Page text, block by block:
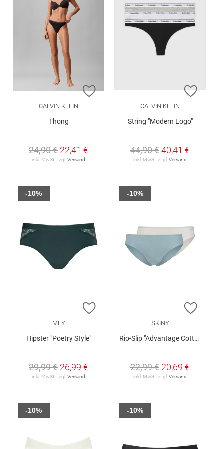
ZUR WUNSCHLISTE HINZUFÜGEN
CALVIN KLEIN
Thong
24,90 € 22,41 €
inkl. MwSt. zzgl. Versand
ZUR
CALVIN KLEIN
String "Modern Logo"
44,90 €40,41 €
inkl. MwSt. zzgl. Versand
ZUR WUNSCHLISTE HINZUFÜGEN
MEY
Hipster "Poetry Style"
29,99 € 26,99 €
inkl. MwSt. zzgl. Versand
-10%
ZUR
SKINY
Rio-Slip "Advantage Cotton Stretch", 2er-Pack
22,99 € 20,69 €
inkl. MwSt. zzgl. Versand
-10%
-10% -10%